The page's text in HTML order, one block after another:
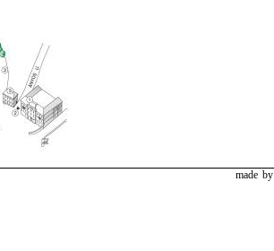
made by